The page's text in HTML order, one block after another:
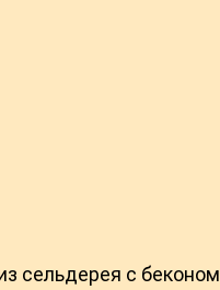
сельдерея с беконом